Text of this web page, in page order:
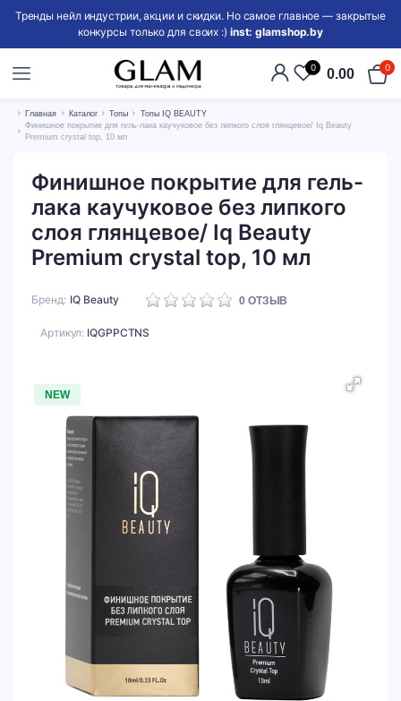
Тренды нейл индустрии, акции и скидки. Но самое главное — закрытые
конкурсы только для своих :) inst: glamshop.by
0 0.00 0
Главная Каталог Топы
Топы IQ BEAUTY
Финишное покрытие для гель-лака каучуковое без липкого слоя глянцевое/ Iq Beauty
Premium crystal top, 10 мл
Финишное покрытие для гель-
лака каучуковое без липкого
слоя глянцевое/ Iq Beauty
Premium crystal top, 10 мл
Бренд IQ Beauty 0ОТЗЫВ
Артикул: IQGPPCTNS
NEW